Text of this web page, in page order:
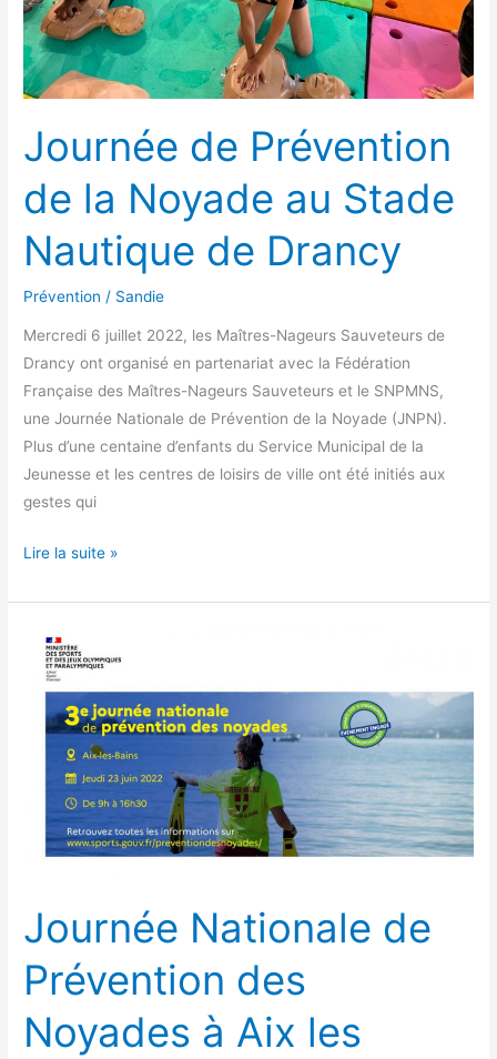
Journée de Prévention
de la Noyade au Stade
Nautique de Drancy
Prévention / Sandie
Mercredi 6 juillet 2022, les Maîtres-Nageurs Sauveteurs de
Drancy ont organisé en partenariat avec la Fédération
Française des Maîtres-Nageurs Sauveteurs et le SNPMNS,
une Journée Nationale de Prévention de la Noyade (JNPN).
Plus d’une centaine d’enfants du Service Municipal de la
Jeunesse et les centres de loisirs de ville ont été initiés aux
gestes qui
de
Drancy
Lire la suite »
Journée Nationale de
Prévention des
Noyades à Aix les
Journée
Nationale
Prévention
Noyades
(JNPN)